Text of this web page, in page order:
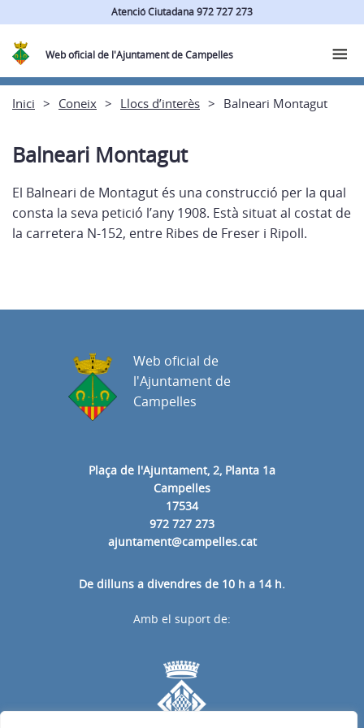
Atenció Ciutadana 972 727 273
Web oficial de l'Ajuntament de Campelles
Inici Coneix Llocs d’interès Balneari Montagut
Balneari Montagut
El Balneari de Montagut és una construcció per la qual
consta la seva petició l’any 1908. Està situat al costat de
la carretera N-152, entre Ribes de Freser i Ripoll.
Plaça de l'Ajuntament, 2, Planta 1a
Campelles
17534
972 727 273
ajuntament@campelles.cat
De dilluns a divendres de 10 h a 14 h.
Web oficial de
l'Ajuntament de
Campelles
Amb el suport de: